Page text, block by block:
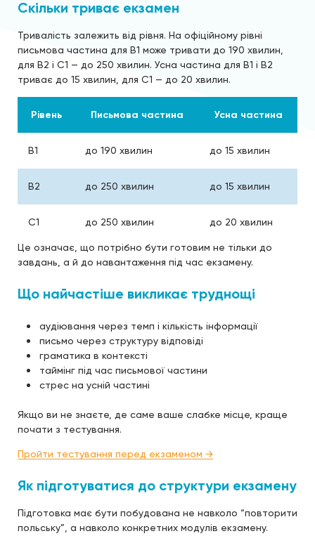
Скільки триває екзамен
Тривалість залежить від рівня. На офіційному рівні
письмова частина для B1 може тривати до 190 хвилин,
для B2 і C1 — до 250 хвилин. Усна частина для B1 і B2
триває до 15 хвилин, для C1 — до 20 хвилин.
Рівень Письмова частина Усна частина
B1 до 190 хвилин до 15 хвилин
B2 до 250 хвилин до 15 хвилин
C1 до 250 хвилин до 20 хвилин
Це означає, що потрібно бути готовим не тільки до
завдань, а й до навантаження під час екзамену.
Що найчастіше викликає труднощі
аудіювання через темп і кількість інформації
письмо через структуру відповіді
граматика в контексті
таймінг під час письмової частини
стрес на усній частині
Якщо ви не знаєте, де саме ваше слабке місце, краще
почати з тестування.
Пройти тестування перед екзаменом →
Як підготуватися до структури екзамену
Підготовка має бути побудована не навколо “повторити
польську”, а навколо конкретних модулів екзамену.